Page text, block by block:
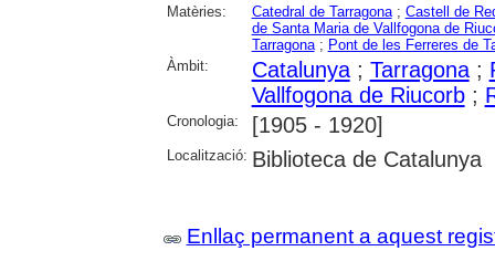
Matèries:
Catedral de Tarragona; Castell de
de Santa Maria de Vallfogona de
Tarragona; Pont de les Ferreres de
Àmbit:
Catalunya; Tarragona;
Vallfogona de Riucorb;
Cronologia: [1905 - 1920]
Localització: Biblioteca de Catalunya
Enllaç permanent a aquest